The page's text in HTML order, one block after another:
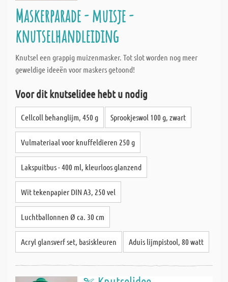
Maskerparade - muisje -
knutselhandleiding
Knutsel een grappig muizenmasker. Tot slot worden nog meer
geweldige ideeën voor maskers getoond!
Voor dit knutselidee hebt u nodig
Cellcoll behanglijm, 450 g Sprookjeswol 100 g, zwart
Vulmateriaal voor knuffeldieren 250 g
Lakspuitbus - 400 ml, kleurloos glanzend
Wit tekenpapier DIN A3, 250 vel
Luchtballonnen Ø ca. 30 cm
Acryl glansverf set, basiskleuren Aduis lijmpistool, 80 watt